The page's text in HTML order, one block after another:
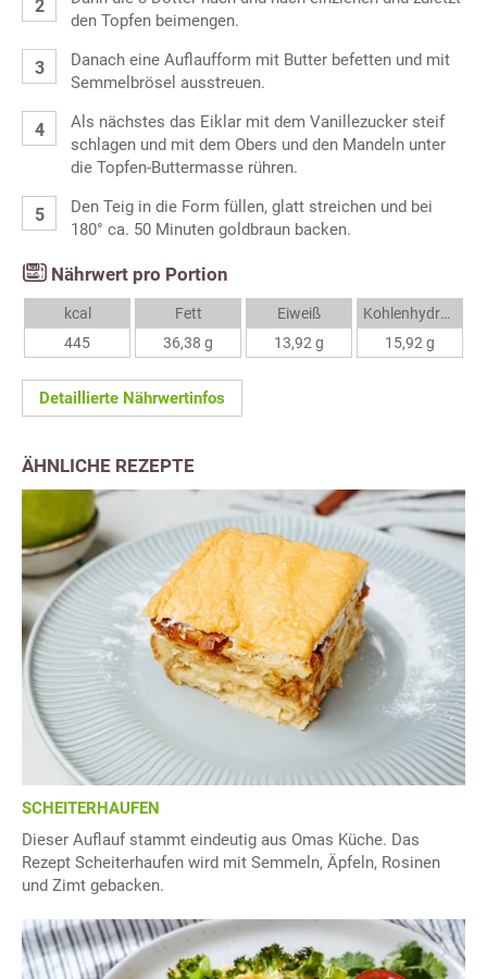
den Topfen beimengen.
Danach eine Auflaufform mit Butter befetten und mit
Semmelbrösel ausstreuen.
Als nächstes das Eiklar mit dem Vanillezucker steif
schlagen und mit dem Obers und den Mandeln unter
die Topfen-Buttermasse rühren.
Den Teig in die Form füllen, glatt streichen und bei
180° ca. 50 Minuten goldbraun backen.
Nährwert pro Portion
kcal
445
Fett
36,38 g
Eiweiß
13,92 g
Kohlenhydrate
15,92 g
Detaillierte Nährwertinfos
ÄHNLICHE REZEPTE
SCHEITERHAUFEN
Dieser Auflauf stammt eindeutig aus Omas Küche. Das
Rezept Scheiterhaufen wird mit Semmeln, Äpfeln, Rosinen
und Zimt gebacken.